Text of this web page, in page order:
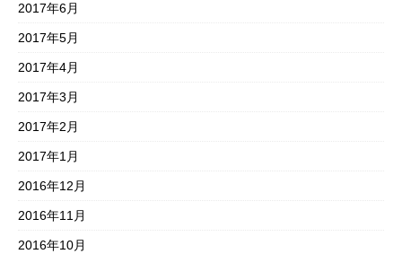
2017年6月
2017年5月
2017年4月
2017年3月
2017年2月
2017年1月
2016年12月
2016年11月
2016年10月